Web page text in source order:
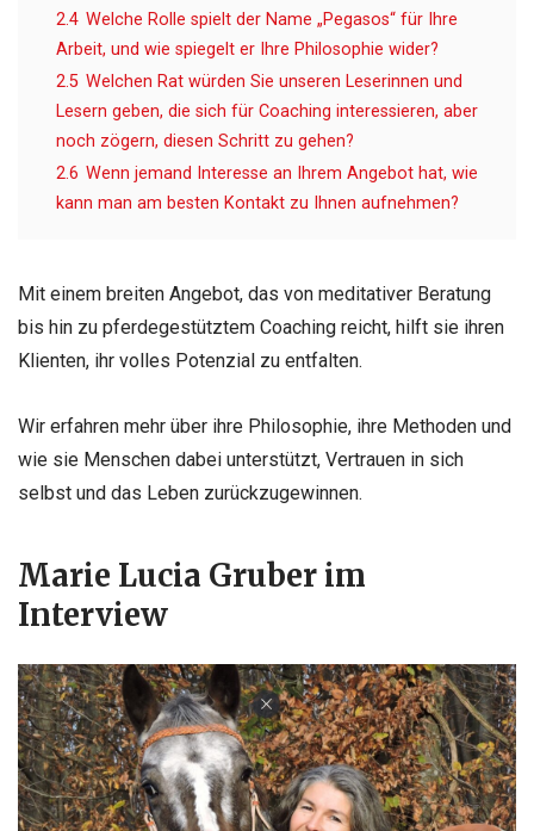
2.4 Welche Rolle spielt der Name „Pegasos“ für Ihre
Arbeit, und wie spiegelt er Ihre Philosophie wider?
2.5 Welchen Rat würden Sie unseren Leserinnen und
Lesern geben, die sich für Coaching interessieren, aber
noch zögern, diesen Schritt zu gehen?
2.6 Wenn jemand Interesse an Ihrem Angebot hat, wie
kann man am besten Kontakt zu Ihnen aufnehmen?
Mit einem breiten Angebot, das von meditativer Beratung
bis hin zu pferdegestütztem Coaching reicht, hilft sie ihren
Klienten, ihr volles Potenzial zu entfalten.
Wir erfahren mehr über ihre Philosophie, ihre Methoden und
wie sie Menschen dabei unterstützt, Vertrauen in sich
selbst und das Leben zurückzugewinnen.
Marie Lucia Gruber im
Interview